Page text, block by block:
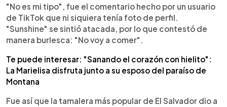
"No es mi tipo", fue el comentario hecho por un usuario
de TikTok que ni siquiera tenía foto de perfil.
"Sunshine" se sintió atacada, por lo que contestó de
manera burlesca: "No voy a comer".
Te puede interesar: "Sanando el corazón con hielito":
La Marielisa disfruta junto a su esposo del paraíso de
Montana
Fue así que la tamalera más popular de El Salvador dio a